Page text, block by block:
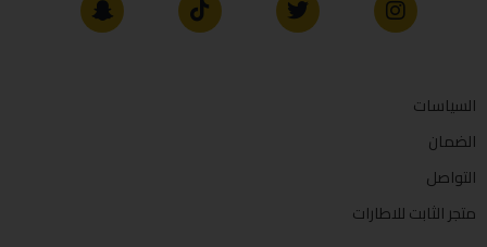
السياسات
الضمان
التواصل
متجر الثابت للاطارات